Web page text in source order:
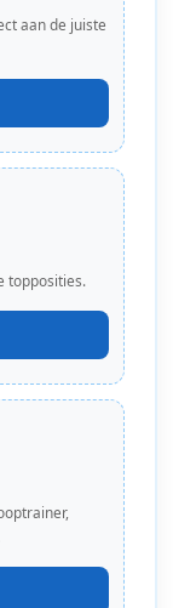
aan de juiste
topposities.